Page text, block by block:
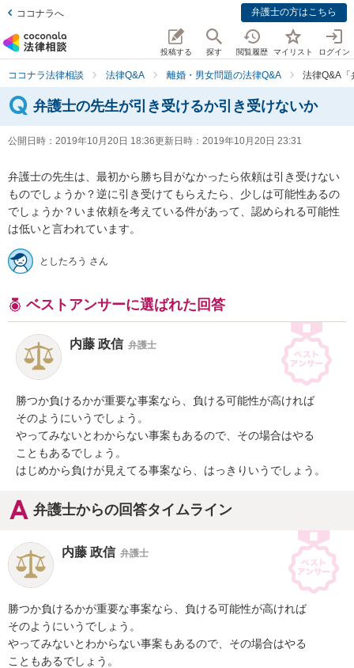
ココナラへ 弁護士の方はこちら
投稿する 探す 閲覧履歴 マイリスト ログイン
ココナラ法律相談 法律Q&A 離婚・男女問題の法律Q&A 法律Q&A「
弁護士の先生が引き受けるか引き受けないか
公開日時： 2019年10月20日 18:36更新日時： 2019年10月20日 23:31
弁護士の先生は、最初から勝ち目がなかったら依頼は引き受けない
ものでしょうか？逆に引き受けてもらえたら、少しは可能性あるの
でしょうか？いま依頼を考えている件があって、認められる可能性
は低いと言われています。
としたろう さん
ベストアンサーに選ばれた回答
内藤 政信 弁護士
勝つか負けるかが重要な事案なら、負ける可能性が高ければ
そのようにいうでしょう。
やってみないとわからない事案もあるので、その場合はやる
こともあるでしょう。
はじめから負けが見えてる事案なら、はっきりいうでしょう。
弁護士からの回答タイムライン
内藤 政信 弁護士
勝つか負けるかが重要な事案なら、負ける可能性が高ければ
そのようにいうでしょう。
やってみないとわからない事案もあるので、その場合はやる
こともあるでしょう。